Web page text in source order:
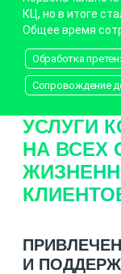
КЦ, но в итоге
Общее время
Обработка
Сопровождение
УСЛУГИ
НА ВСЕХ
И